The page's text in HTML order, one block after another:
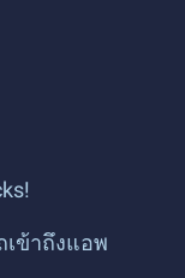
ข้าถึงแอพ